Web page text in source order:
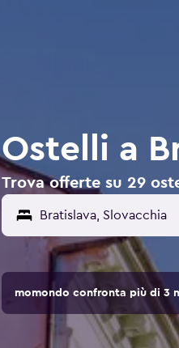
Ostelli a
Trova offerte su 29
momondo confronta più di 3